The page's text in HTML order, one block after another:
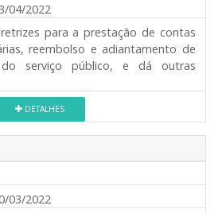
04/2022
para a prestação de contas
reembolso e adiantamento de
serviço público, e dá outras
DETALHES
03/2022